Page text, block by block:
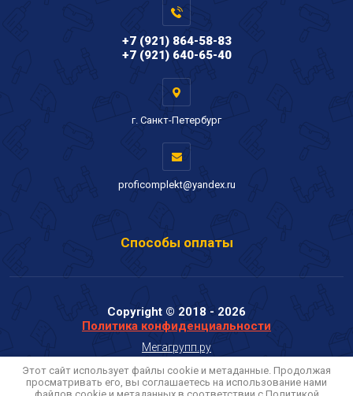
+7 (921) 864-58-83
+7 (921) 640-65-40
г. Санкт-Петербург
proficomplekt@yandex.ru
Способы оплаты
Copyright © 2018 - 2026
Политика конфиденциальности
Мегагрупп.ру
Этот сайт использует файлы cookie и метаданные. Продолжая
просматривать его, вы соглашаетесь на использование нами